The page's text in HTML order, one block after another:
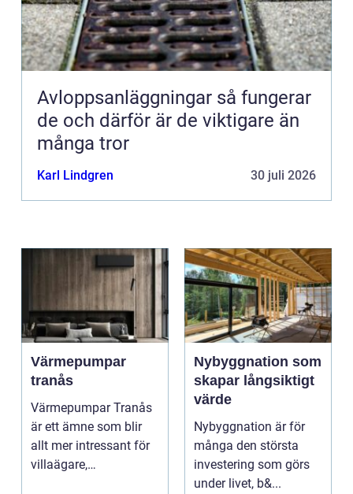
Avloppsanläggningar så fungerar
de och därför är de viktigare än
många tror
Karl Lindgren 30 juli 2026
Värmepumpar
tranås
Värmepumpar Tranås
är ett ämne som blir
allt mer intressant för
villaägare,
Nybyggnation som
skapar långsiktigt
värde
Nybyggnation är för
många den största
investering som görs
under livet, b&...